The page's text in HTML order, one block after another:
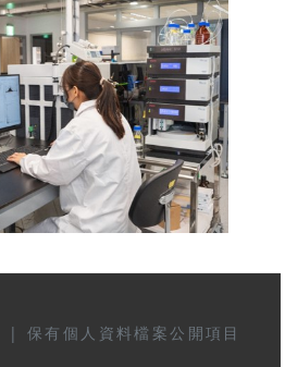
| 保有個人資料檔案公開項目